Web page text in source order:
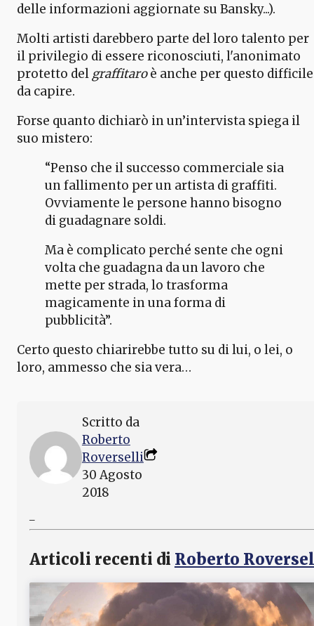
delle informazioni aggiornate su Bansky...).
Molti artisti darebbero parte del loro talento per
il privilegio di essere riconosciuti, l'anonimato
protetto del graffitaroè anche per questo difficile
da capire.
Forse quanto dichiarò in un’intervista spiega il
suo mistero:
“Penso che il successo commerciale sia
un fallimento per un artista di graffiti.
Ovviamente le persone hanno bisogno
di guadagnare soldi.
Ma è complicato perché sente che ogni
volta che guadagna da un lavoro che
mette per strada, lo trasforma
magicamente in una forma di
pubblicità”.
Certo questo chiarirebbe tutto su di lui, o lei, o
loro, ammesso che sia vera…
Scritto da
Roberto
Roverselli
30 Agosto
2018
Articoli recenti di Roberto